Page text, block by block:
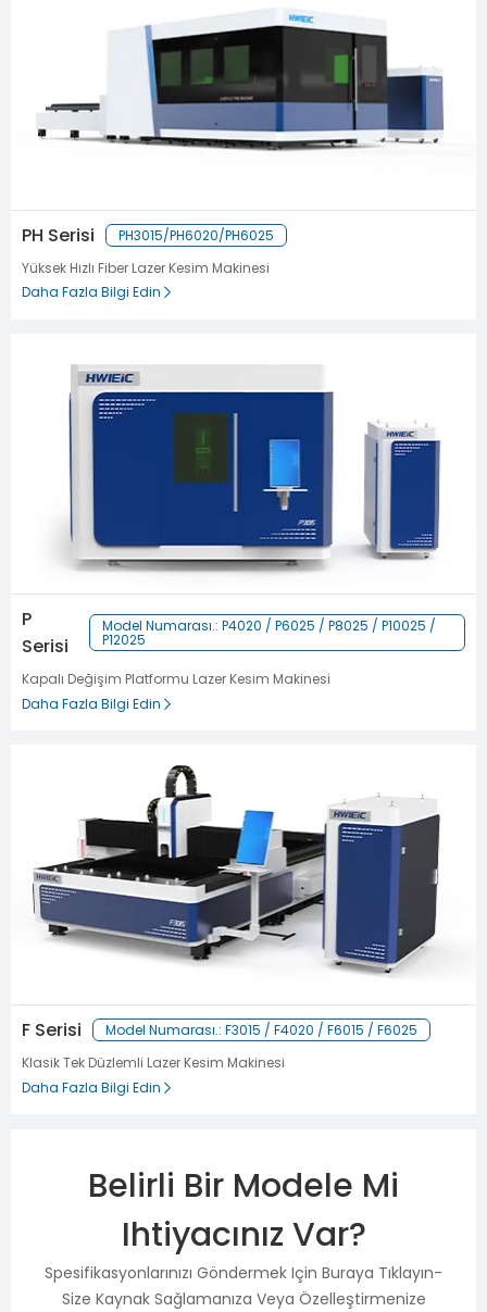
PH Serisi
PH3015/PH6020/PH6025
Yüksek Hızlı Fiber Lazer Kesim Makinesi
Daha Fazla Bilgi Edin
P
Serisi
Model Numarası.: P4020 / P6025 / P8025 / P10025 /
P12025
Kapalı Değişim Platformu Lazer Kesim Makinesi
Daha Fazla Bilgi Edin
F Serisi
Model Numarası.: F3015 / F4020 / F6015 / F6025
Klasik Tek Düzlemli Lazer Kesim Makinesi
Daha Fazla Bilgi Edin
Belirli Bir Modele Mi
Ihtiyacınız Var?
Spesifikasyonlarınızı Göndermek Için Buraya Tıklayın-
Size Kaynak Sağlamanıza Veya Özelleştirmenize